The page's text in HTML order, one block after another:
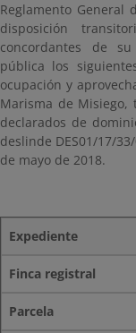
Reglamento
disposición
concordantes de
pública los
ocupación y
Marisma de Misiego,
declarados de
deslinde DES01/17/
de mayo de 2018.
Expediente
Finca registral
Parcela